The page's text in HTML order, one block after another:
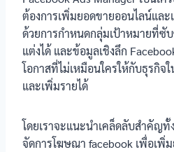
ต้องการเพิ่มยอดขายออนไลน์แล
ด้วยการกำหนดกลุ่มเป้าหมายที่
แต่งได้ และข้อมูลเชิงลึก
โอกาสที่ไม่เหมือนใครให้กับธุรกิจ
และเพิ่มรายได้
โดยเราจะแนะนำเคล็ดลับสำคัญทั้
จัดการโฆษณา facebook เพื่อเพิ่